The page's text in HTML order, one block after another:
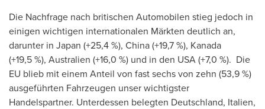
Die Nachfrage nach britischen Automobilen stieg jedoch in
einigen wichtigen internationalen Märkten deutlich an,
darunter in Japan (+25,4 %), China(+19,7 %), Kanada
(+19,5 %), Australien (+16,0 %) und in den USA(+7,0 %). Die
EU blieb mit einem Anteil von fast sechs von zehn (53,9 %)
ausgeführten Fahrzeugen unser wichtigster
Handelspartner. Unterdessen belegten Deutschland, Italien,